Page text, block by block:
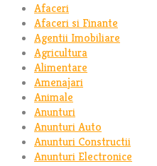
Afaceri
Afaceri si Finante
Agentii Imobiliare
Agricultura
Alimentare
Amenajari
Animale
Anunturi
Anunturi Auto
Anunturi Constructii
Anunturi Electronice